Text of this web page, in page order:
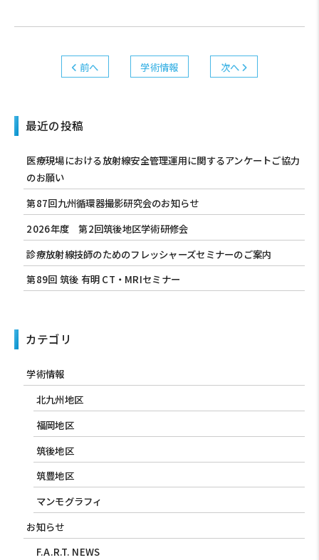
前へ 学術情報 次へ
最近の投稿
医療現場における放射線安全管理運用に関するアンケートご協力
のお願い
第87回九州循環器撮影研究会のお知らせ
2026年度 第2回筑後地区学術研修会
診療放射線技師のためのフレッシャーズセミナーのご案内
第89回 筑後 有明 CT・MRIセミナー
カテゴリ
学術情報
北九州地区
福岡地区
筑後地区
筑豊地区
マンモグラフィ
お知らせ
F.A.R.T. NEWS